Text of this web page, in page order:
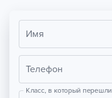
Имя
Телефон
Класс, в который перешли